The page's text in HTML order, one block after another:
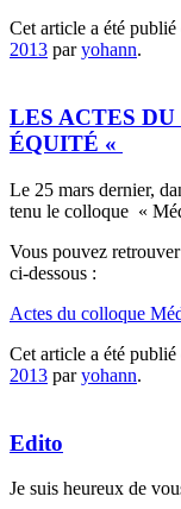
Cet article a été publié
2013 paryohann.
LES ACTES
ÉQUITÉ «
Le 25 mars dernier,
tenu le colloque «
Vous pouvez
ci-dessous :
Actes du colloque
Cet article a été publié
2013 paryohann.
Edito
Je suis heureux de